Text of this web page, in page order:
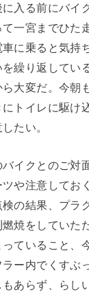
入る前にバイ
一宮までひた
に乗ると気持
繰り返してい
大変だ。今朝
トイレに駆け
たい。
イクとのご対
や注意してお
の結果、プラ
焼をしていた
ていること、
ー内でくすぶ
あらず、らし